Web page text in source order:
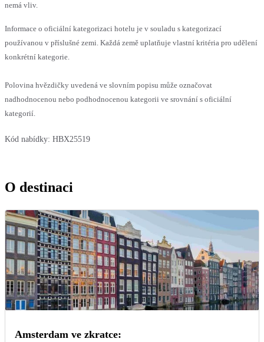
nemá vliv.
Informace o oficiální kategorizaci hotelu je v souladu s kategorizací
používanou v příslušné zemi. Každá země uplatňuje vlastní kritéria pro udělení
konkrétní kategorie.
Polovina hvězdičky uvedená ve slovním popisu může označovat
nadhodnocenou nebo podhodnocenou kategorii ve srovnání s oficiální
kategorií.
Kód nabídky: HBX25519
O destinaci
Amsterdam ve zkratce: